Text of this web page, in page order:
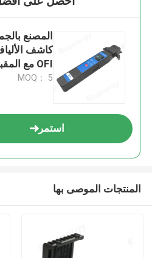
كاشف
OFI مع المقبض العالمي
MOQ： 5
استمر
المنتجات الموصى بها